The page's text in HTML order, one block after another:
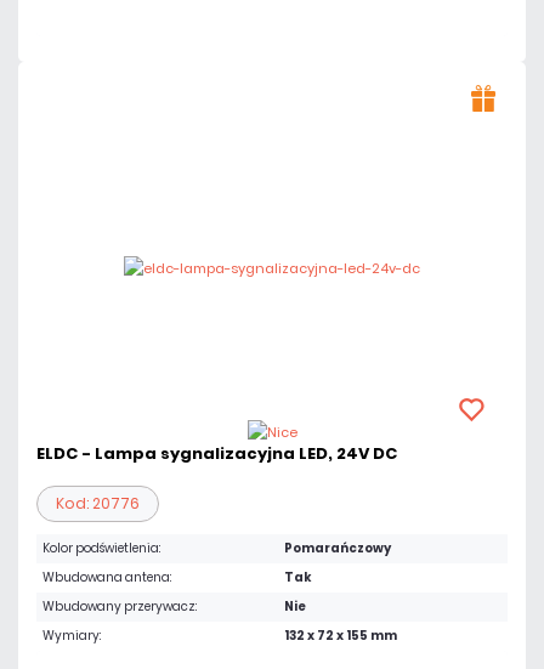
ELDC - Lampa sygnalizacyjna LED, 24V DC
Kod: 20776
Kolor podświetlenia:
Pomarańczowy
Wbudowana antena:
Tak
Wbudowany przerywacz:
Nie
Wymiary:
132 x 72 x 155 mm